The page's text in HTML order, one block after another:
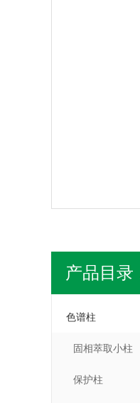
产品目录
色谱柱
固相萃取小柱
保护柱